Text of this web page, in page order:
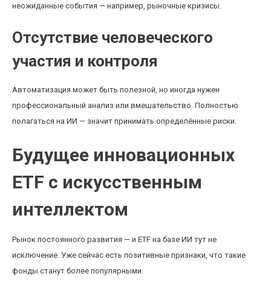
неожиданные события — например, рыночные кризисы.
Отсутствие человеческого
участия и контроля
Автоматизация может быть полезной, но иногда нужен
профессиональный анализ или вмешательство. Полностью
полагаться на ИИ — значит принимать определённые риски.
Будущее инновационных
ETF с искусственным
интеллектом
Рынок постоянного развития — и ETF на базе ИИ тут не
исключение. Уже сейчас есть позитивные признаки, что такие
фонды станут более популярными.